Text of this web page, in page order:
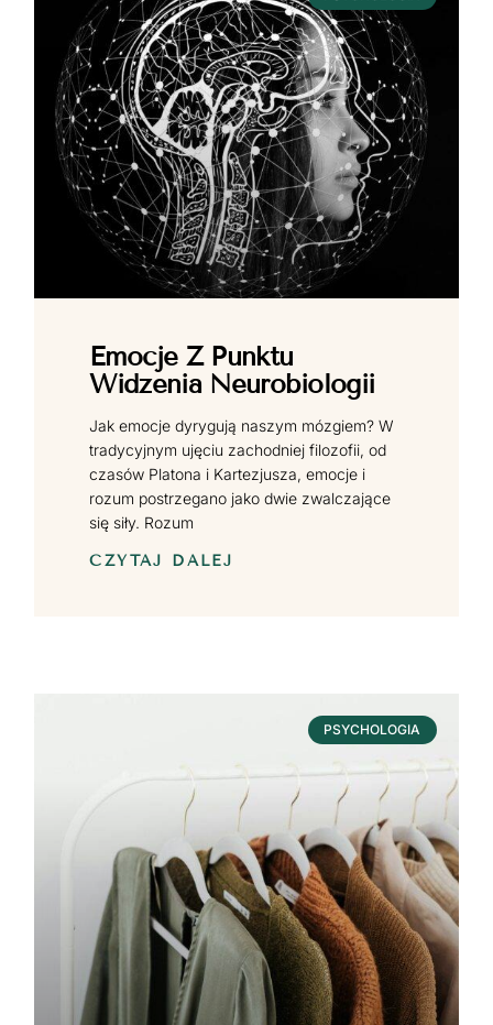
Emocje Z Punktu
Widzenia Neurobiologii
Jak emocje dyrygują naszym mózgiem? W
tradycyjnym ujęciu zachodniej filozofii, od
czasów Platona i Kartezjusza, emocje i
rozum postrzegano jako dwie zwalczające
się siły. Rozum
CZYTAJ DALEJ
PSYCHOLOGIA